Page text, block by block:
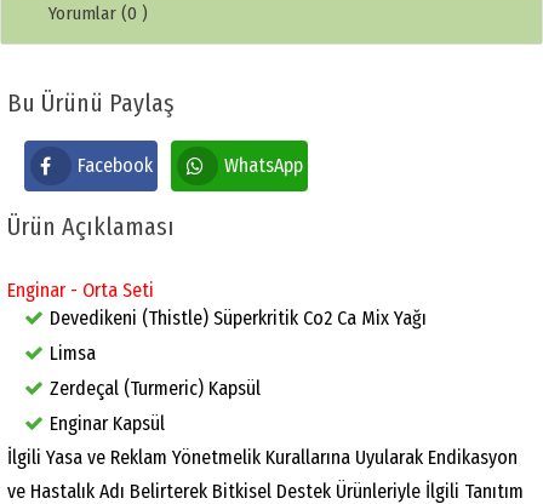
Yorumlar (0 )
Bu Ürünü Paylaş
Facebook WhatsApp
Ürün Açıklaması
Enginar - Orta Seti
Devedikeni (Thistle) Süperkritik Co2 Ca Mix Yağı
Limsa
Zerdeçal (Turmeric) Kapsül
Enginar Kapsül
İlgili Yasa ve Reklam Yönetmelik Kurallarına Uyularak Endikasyon
ve Hastalık Adı Belirterek Bitkisel Destek Ürünleriyle İlgili Tanıtım